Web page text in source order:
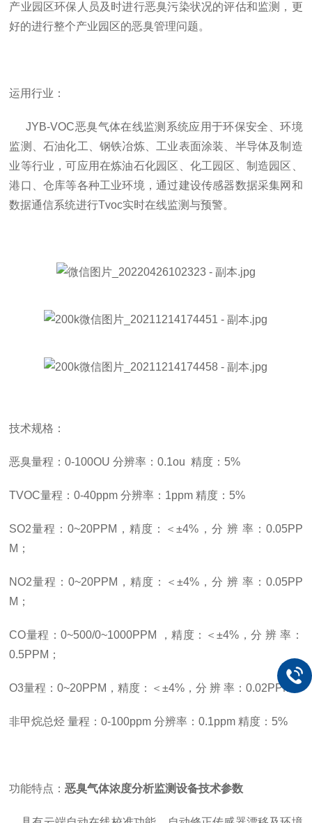
产业园区环保人员及时进行恶臭污染状况的评估和监测，更
好的进行整个产业园区的恶臭管理问题。
运用行业：
JYB-VOC恶臭气体在线监测系统应用于环保安全、环境
监测、石油化工、钢铁冶炼、工业表面涂装、半导体及制造
业等行业，可应用在炼油石化园区、化工园区、制造园区、
港口、仓库等各种工业环境，通过建设传感器数据采集网和
数据通信系统进行Tvoc实时在线监测与预警。
技术规格：
恶臭量程：0-100OU 分辨率：0.1ou 精度：5%
TVOC量程：0-40ppm 分辨率：1ppm 精度：5%
SO2量程：0~20PPM，精度：＜±4%，分 辨 率：0.05PP
M；
NO2量程：0~20PPM，精度：＜±4%，分 辨 率：0.05PP
M；
CO量程：0~500/0~1000PPM ，精度：＜±4%，分 辨 率：
0.5PPM；
O3量程：0~20PPM，精度：＜±4%，分 辨 率：0.02PPM
非甲烷总烃 量程：0-100ppm分辨率：0.1ppm精度： 5%
功能特点：恶臭气体浓度分析监测设备技术参数